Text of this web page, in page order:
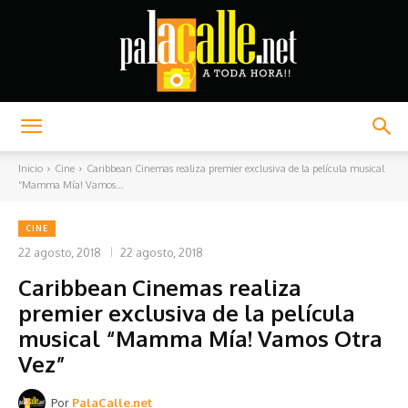
Inicio Cine
Caribbean Cinemas realiza premier exclusiva de la película musical
“Mamma Mía! Vamos...
CINE
22 agosto, 2018 22 agosto, 2018
Caribbean Cinemas realiza
premier exclusiva de la película
musical “Mamma Mía! Vamos Otra
Vez”
Por PalaCalle.net